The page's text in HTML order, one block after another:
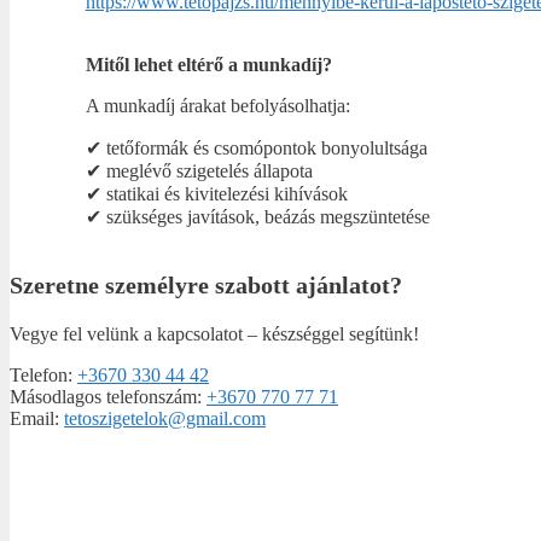
Mitől lehet eltérő a munkadíj?
A munkadíj árakat befolyásolhatja:
✔ tetőformák és csomópontok bonyolultsága
✔ meglévő szigetelés állapota
✔ statikai és kivitelezési kihívások
✔ szükséges javítások, beázás megszüntetése
Szeretne személyre szabott ajánlatot?
Vegye fel velünk a kapcsolatot – készséggel segítünk!
Telefon: +3670 330 44 42
Másodlagos telefonszám: +3670 770 77 71
Email: tetoszigetelok@gmail.com